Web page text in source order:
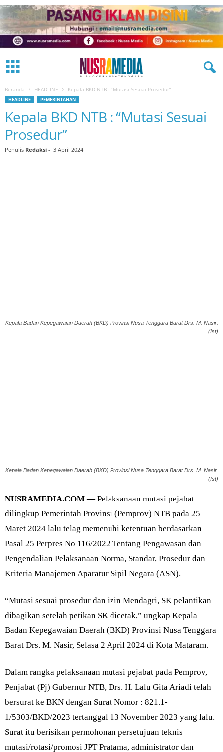
Beranda HEADLINE Kepala BKD NTB : “Mutasi Sesuai Prosedur”
HEADLINE PEMERINTAHAN
Kepala BKD NTB : “Mutasi Sesuai
Prosedur”
Penulis Redaksi - 3 April 2024
Kepala Badan Kepegawaian Daerah (BKD) Provinsi Nusa Tenggara Barat Drs. M. Nasir.
(Ist)
Kepala Badan Kepegawaian Daerah (BKD) Provinsi Nusa Tenggara Barat Drs. M. Nasir.
(Ist)
NUSRAMEDIA.COM —Pelaksanaan mutasi pejabat
dilingkup Pemerintah Provinsi (Pemprov) NTB pada 25
Maret 2024 lalu telag memenuhi ketentuan berdasarkan
Pasal 25 Perpres No 116/2022 Tentang Pengawasan dan
Pengendalian Pelaksanaan Norma, Standar, Prosedur dan
Kriteria Manajemen Aparatur Sipil Negara (ASN).
“Mutasi sesuai prosedur dan izin Mendagri, SK pelantikan
dibagikan setelah petikan SK dicetak,” ungkap Kepala
Badan Kepegawaian Daerah (BKD) Provinsi Nusa Tenggara
Barat Drs. M. Nasir, Selasa 2 April 2024 di Kota Mataram.
Dalam rangka pelaksanaan mutasi pejabat pada Pemprov,
Penjabat (Pj) Gubernur NTB, Drs. H. Lalu Gita Ariadi telah
bersurat ke BKN dengan Surat Nomor : 821.1-
1/5303/BKD/2023 tertanggal 13 November 2023 yang lalu.
Surat itu berisikan permohonan persetujuan teknis
mutasi/rotasi/promosi JPT Pratama, administrator dan